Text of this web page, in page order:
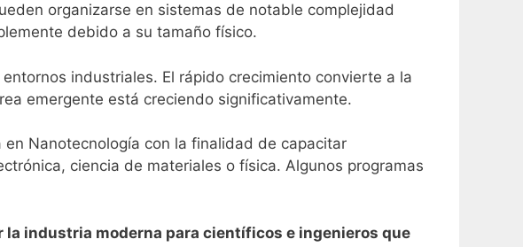
organizarse en sistemas de notable complejidad
debido a su tamaño físico.
industriales. El rápido crecimiento convierte a la
emergente está creciendo significativamente.
Nanotecnología con la finalidad de capacitar
ciencia de materiales o física. Algunos programas
la industria moderna para científicos e ingenieros que